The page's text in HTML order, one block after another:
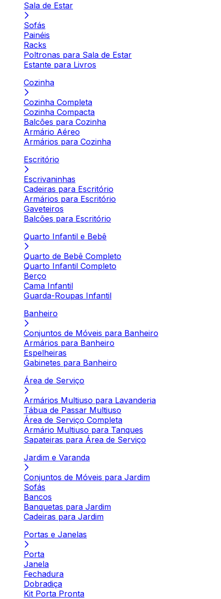
Sala de Estar
Sofás
Painéis
Racks
Poltronas para Sala de Estar
Estante para Livros
Cozinha
Cozinha Completa
Cozinha Compacta
Balcões para Cozinha
Armário Aéreo
Armários para Cozinha
Escritório
Escrivaninhas
Cadeiras para Escritório
Armários para Escritório
Gaveteiros
Balcões para Escritório
Quarto Infantil e Bebê
Quarto de Bebê Completo
Quarto Infantil Completo
Berço
Cama Infantil
Guarda-Roupas Infantil
Banheiro
Conjuntos de Móveis para Banheiro
Armários para Banheiro
Espelheiras
Gabinetes para Banheiro
Área de Serviço
Armários Multiuso para Lavanderia
Tábua de Passar Multiuso
Área de Serviço Completa
Armário Multiuso para Tanques
Sapateiras para Área de Serviço
Jardim e Varanda
Conjuntos de Móveis para Jardim
Sofás
Bancos
Banquetas para Jardim
Cadeiras para Jardim
Portas e Janelas
Porta
Janela
Fechadura
Dobradiça
Kit Porta Pronta